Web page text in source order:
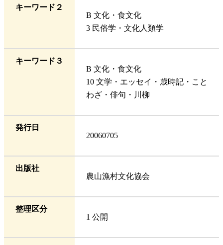
キーワード２
B 文化・食文化
3 民俗学・文化人類学
キーワード３
B 文化・食文化
10 文学・エッセイ・歳時記・こと
わざ・俳句・川柳
発行日
20060705
出版社
農山漁村文化協会
整理区分
1 公開